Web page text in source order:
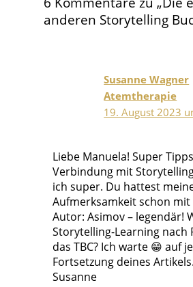
anderen Storytelling
Susanne Wagner
Atemtherapie
19. August 2023
Liebe Manuela! Super
Verbindung mit
ich super. Du hattest
Aufmerksamkeit schon
Autor: Asimov – legendär!
Storytelling-Learning nach
das TBC? Ich warte 😁 auf
Fortsetzung deines
Susanne